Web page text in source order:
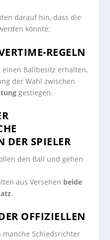
darauf hin, dass die
könnte:
REGELN
Ballbesitz erhalten,
der Wahl zwischen
gestiegen.
DER SPIELER
den Ball und gehen
aus Versehen beide
.
OFFIZIELLEN
manche Schiedsrichter